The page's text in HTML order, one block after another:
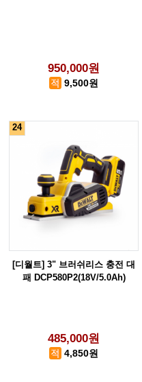
950,000원
9,500원
24
[디월트] 3" 브러쉬리스 충전 대
패 DCP580P2(18V/5.0Ah)
485,000원
4,850원